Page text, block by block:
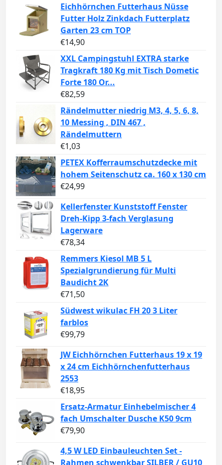
Eichhörnchen Futterhaus Nüsse
Futter Holz Zinkdach Futterplatz
Garten 23 cm TOP
€14,90
XXL Campingstuhl EXTRA starke
Tragkraft 180 Kg mit Tisch Dometic
Forte 180 Or...
€82,59
Rändelmutter niedrig M3, 4, 5, 6, 8,
10 Messing , DIN 467 ,
Rändelmuttern
€1,03
PETEX Kofferraumschutzdecke mit
hohem Seitenschutz ca. 160 x 130 cm
€24,99
Kellerfenster Kunststoff Fenster
Dreh-Kipp 3-fach Verglasung
Lagerware
€78,34
Remmers Kiesol MB 5 L
Spezialgrundierung für Multi
Baudicht 2K
€71,50
Südwest wikulac FH 20 3 Liter
farblos
€99,79
JW Eichhörnchen Futterhaus 19 x 19
x 24 cm Eichhörnchenfutterhaus
2553
€18,95
Ersatz-Armatur Einhebelmischer 4
fach Umschalter Dusche K50 9cm
€79,90
4,5 W LED Einbauleuchten Set -
Rahmen schwenkbar SILBER / GU10